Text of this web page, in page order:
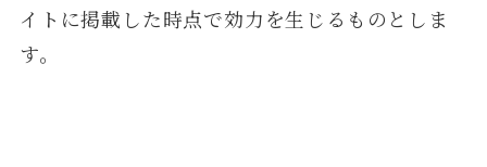
イトに掲載した時点で効力を生じるものとしま
す。